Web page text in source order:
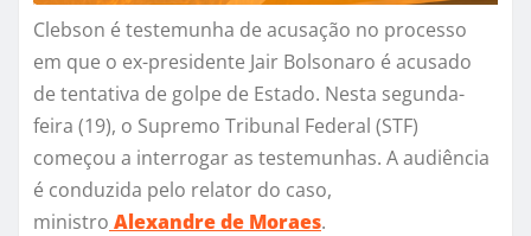
Clebson é testemunha de acusação no processo
em que o ex-presidente Jair Bolsonaro é acusado
de tentativa de golpe de Estado. Nesta segunda-
feira (19), o Supremo Tribunal Federal (STF)
começou a interrogar as testemunhas. A audiência
é conduzida pelo relator do caso,
ministro Alexandre de Moraes.